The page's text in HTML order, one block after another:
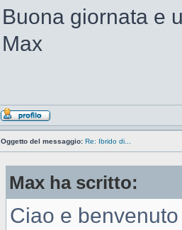
Buona giornata e
Max
Oggetto del messaggio: Re: Ibrido di...
Max ha scritto:
Ciao e